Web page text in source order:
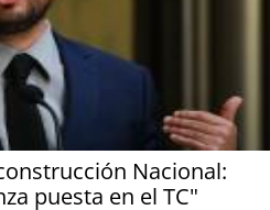
Nacional:
puesta en el TC"